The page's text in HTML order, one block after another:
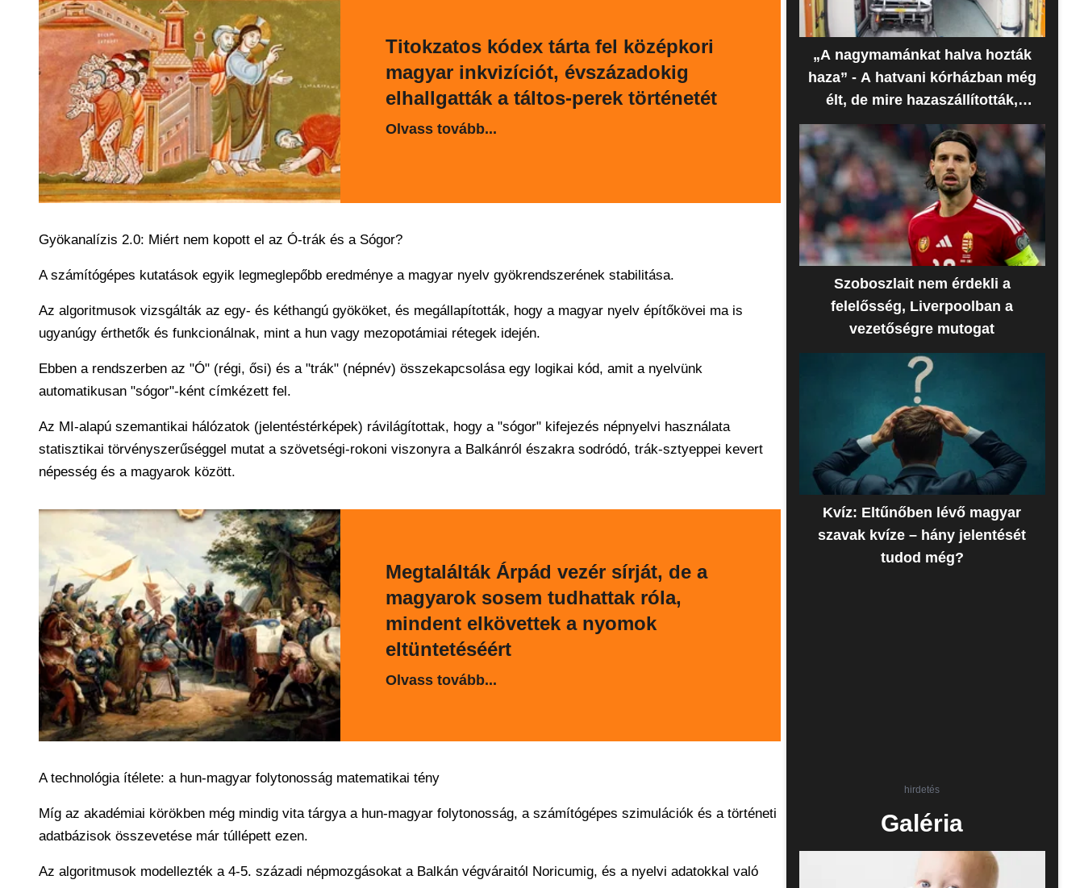
Titokzatos kódex tárta fel középkori
magyar inkvizíciót, évszázadokig
elhallgatták a táltos-perek történetét
Olvass tovább...
Gyökanalízis 2.0: Miért nem kopott el az Ó-trák és a Sógor?
A számítógépes kutatások egyik legmeglepőbb eredménye a magyar nyelv gyökrendszerének stabilitása.
Az algoritmusok vizsgálták az egy- és kéthangú gyököket, és megállapították, hogy a magyar nyelv építőkövei ma is
ugyanúgy érthetők és funkcionálnak, mint a hun vagy mezopotámiai rétegek idején.
Ebben a rendszerben az "Ó" (régi, ősi) és a "trák" (népnév) összekapcsolása egy logikai kód, amit a nyelvünk
automatikusan "sógor"-ként címkézett fel.
Az MI-alapú szemantikai hálózatok (jelentéstérképek) rávilágítottak, hogy a "sógor" kifejezés népnyelvi használata
statisztikai törvényszerűséggel mutat a szövetségi-rokoni viszonyra a Balkánról északra sodródó, trák-sztyeppei kevert
népesség és a magyarok között.
Megtalálták Árpád vezér sírját, de a
magyarok sosem tudhattak róla,
mindent elkövettek a nyomok
eltüntetéséért
Olvass tovább...
A technológia ítélete: a hun-magyar folytonosság matematikai tény
Míg az akadémiai körökben még mindig vita tárgya a hun-magyar folytonosság, a számítógépes szimulációk és a történeti
adatbázisok összevetése már túllépett ezen.
Az algoritmusok modellezték a 4-5. századi népmozgásokat a Balkán végváraitól Noricumig, és a nyelvi adatokkal való
„A nagymamánkat halva hozták
haza” - A hatvani kórházban még
élt, de mire hazaszállították,
meghalt az idős nő
Szoboszlait nem érdekli a
felelősség, Liverpoolban a
vezetőségre mutogat
Kvíz: Eltűnőben lévő magyar
szavak kvíze – hány jelentését
tudod még?
hirdetés
Galéria